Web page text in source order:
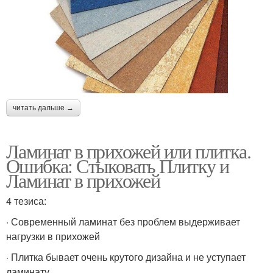
читать дальше →
Ламинат в прихожей или плитка.
Ошибка: Стыковать Плитку и
Ламинат в прихожей
4 тезиса:
· Современный ламинат без проблем выдерживает
нагрузки в прихожей
· Плитка бывает очень крутого дизайна и не уступает